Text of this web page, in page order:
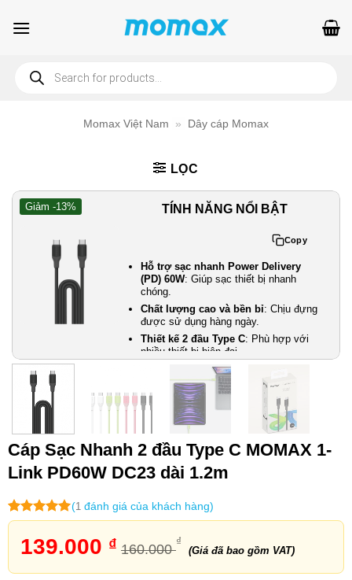
qua
search
Momax Việt Nam » Dây cáp Momax
LỌC
Giảm -13% TÍNH NĂNG NỔI BẬT
Copy
Hỗ trợ sạc nhanh Power Delivery
(PD) 60W: Giúp sạc thiết bị nhanh
chóng.
Chất lượng cao và bền bỉ: Chịu đựng
được sử dụng hàng ngày.
Thiết kế 2 đầu Type C: Phù hợp với
nhiều thiết bị hiện đại.
Truyền dữ liệu tốc độ cao
chóng chuyển đổi dữ liệu giữa các thiết
bị.
Chiều dài lý tưởng : Tiện lợi sử dụng
trong nhiều tình huống.
An toàn và tin cậy
: Bảo vệ quá nhiệt
và quá tải.
Cáp Sạc Nhanh 2 đầu Type C MOMAX 1-
Link PD60W DC23 dài 1.2m
5trên 5
dựa trên
1
đánh giá
(1 đánh giá của khách hàng)
139.000 ₫ 160.000
₫
(Giá đã bao gồm VAT)